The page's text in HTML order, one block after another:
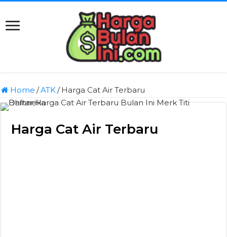
Home /ATK/Harga Cat Air Terbaru
Harga Cat Air Terbaru